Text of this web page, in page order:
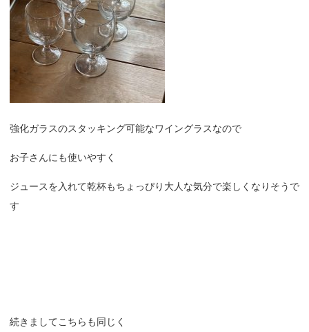
強化ガラスのスタッキング可能なワイングラスなので
お子さんにも使いやすく
ジュースを入れて乾杯もちょっぴり大人な気分で楽しくなりそうで
す
続きましてこちらも同じく